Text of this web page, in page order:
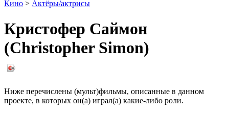
Кино > Актёры/актрисы
Кристофер Саймон
(Christopher Simon)
Ниже перечислены (мульт)фильмы, описанные в данном
проекте, в которых он(а) играл(а) какие-либо роли.